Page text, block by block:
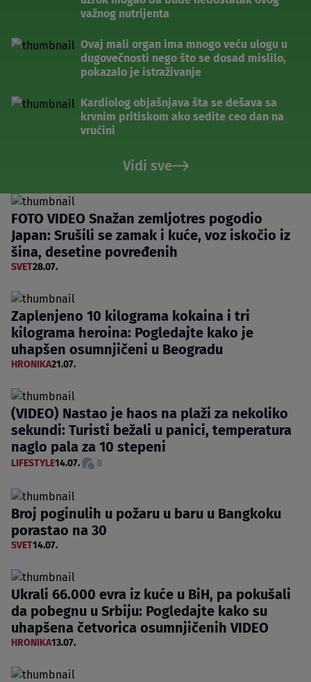
važnog nutrijenta
Ovaj mali organ ima mnogo veću ulogu u
dugovečnosti nego što se dosad mislilo,
pokazalo je istraživanje
Kardiolog objašnjava šta se dešava sa
krvnim pritiskom ako sedite ceo dan na
vrućini
Vidi sve
FOTO VIDEO Snažan zemljotres pogodio
Japan: Srušili se zamak i kuće, voz iskočio iz
šina, desetine povređenih
SVET28.07.
Zaplenjeno 10 kilograma kokaina i tri
kilograma heroina: Pogledajte kako je
uhapšen osumnjičeni u Beogradu
HRONIKA21.07.
(VIDEO) Nastao je haos na plaži za nekoliko
sekundi: Turisti bežali u panici, temperatura
naglo pala za 10 stepeni
LIFESTYLE14.07. 8
Broj poginulih u požaru u baru u Bangkoku
porastao na 30
SVET14.07.
Ukrali 66.000 evra iz kuće u BiH, pa pokušali
da pobegnu u Srbiju: Pogledajte kako su
uhapšena četvorica osumnjičenih VIDEO
HRONIKA13.07.